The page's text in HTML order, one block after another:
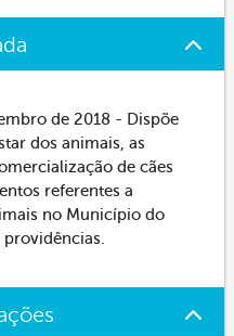
de 2018 - Dispõe
dos animais, as
de cães
referentes a
no Município do